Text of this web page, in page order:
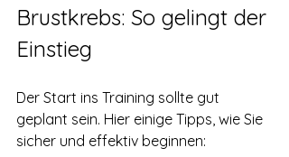
Brustkrebs: So gelingt der
Einstieg
Der Start ins Training sollte gut
geplant sein. Hier einige Tipps, wie Sie
sicher und effektiv beginnen: